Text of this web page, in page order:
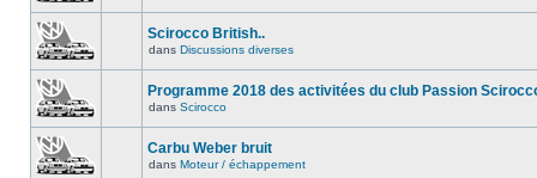
Scirocco British..
dans Discussions diverses
Programme 2018 des activitées du club Passion
dans Scirocco
Carbu Weber bruit
dans Moteur / échappement